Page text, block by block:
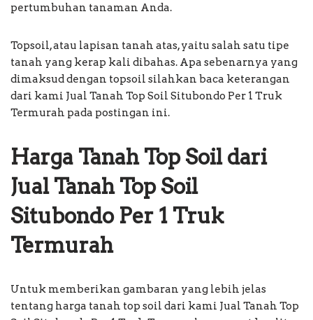
pertumbuhan tanaman Anda.
Topsoil, atau lapisan tanah atas, yaitu salah satu tipe
tanah yang kerap kali dibahas. Apa sebenarnya yang
dimaksud dengan topsoil silahkan baca keterangan
dari kami Jual Tanah Top Soil Situbondo Per 1 Truk
Termurah pada postingan ini.
Harga Tanah Top Soil dari
Jual Tanah Top Soil
Situbondo Per 1 Truk
Termurah
Untuk memberikan gambaran yang lebih jelas
tentang harga tanah top soil dari kami Jual Tanah Top